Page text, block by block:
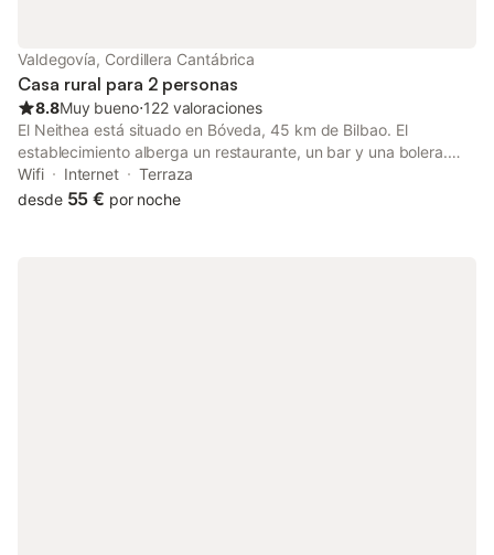
Valdegovía, Cordillera Cantábrica
Casa rural para 2 personas
8.8Muy bueno⋅122 valoraciones
El Neithea está situado en Bóveda, 45 km de Bilbao. El
establecimiento alberga un restaurante, un bar y una bolera.
Vitoria-Gasteiz está a 44 km y se proporciona aparcamiento
privado gratuito.
Wifi Internet
Terraza
desde 55 € por noche